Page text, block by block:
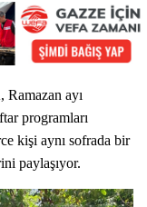
Ramazan ayı
programları
kişi aynı sofrada bir
paylaşıyor.